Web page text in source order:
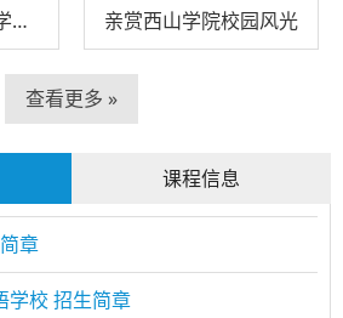
好文学园女子高等学校校园风景 亲赏西山学院校园风光
查看更多 »
课程信息
章
学校 招生简章